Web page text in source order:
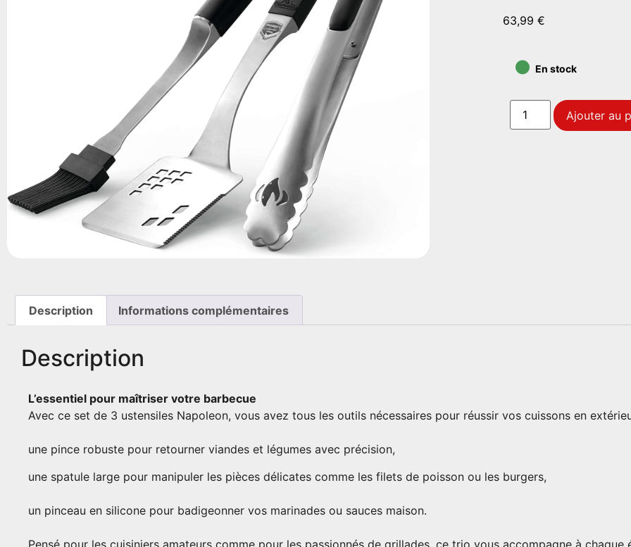
63,99 €
• En stock
Ajouter au
Description Informations complémentaires
Description
L’essentiel pour maîtriser votre barbecue
Avec ce set de 3 ustensiles Napoleon, vous avez tous les outils nécessaires pour réussir vos cuissons en
une pince robuste pour retourner viandes et légumes avec précision,
une spatule large pour manipuler les pièces délicates comme les filets de poisson ou les burgers,
un pinceau en silicone pour badigeonner vos marinades ou sauces maison.
Pensé pour les cuisiniers amateurs comme pour les passionnés de grillades, ce trio vous accompagne à chaque